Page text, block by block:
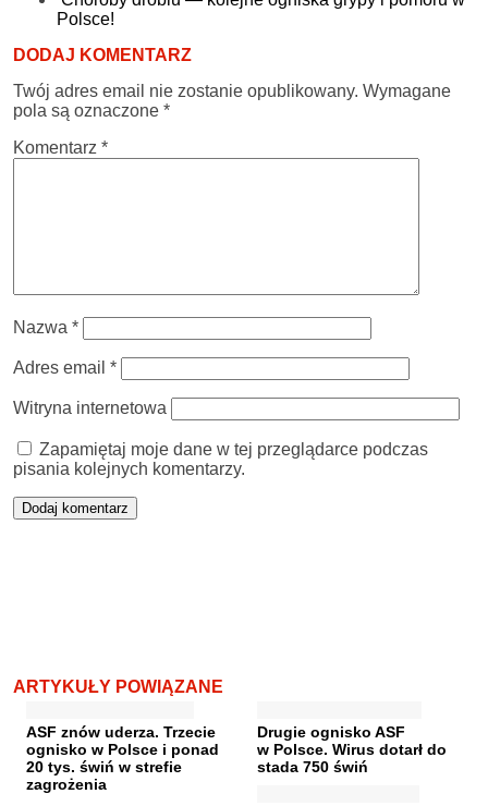
Polsce!
DODAJ KOMENTARZ
Twój adres email nie zostanie opublikowany. Wymagane
pola są oznaczone *
Komentarz *
Nazwa *
Adres email *
Witryna internetowa
Zapamiętaj moje dane w tej przeglądarce podczas
pisania kolejnych komentarzy.
ARTYKUŁY POWIĄZANE
ASF znów uderza. Trzecie
ognisko w Polsce i ponad
20 tys. świń w strefie
zagrożenia
Drugie ognisko ASF
w Polsce. Wirus dotarł do
stada 750 świń